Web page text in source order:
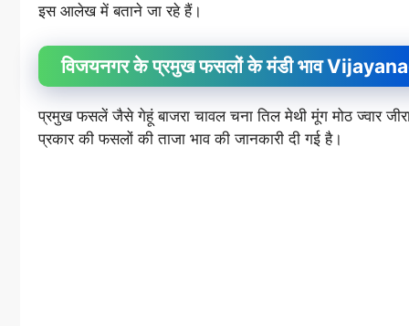
इस आलेख में बताने जा रहे हैं।
विजयनगर के प्रमुख फसलों के मंडी भाव
प्रमुख फसलें जैसे गेहूं बाजरा चावल चना तिल मेथी मूंग मोठ ज्वार
प्रकार की फसलों की ताजा भाव की जानकारी दी गई है।